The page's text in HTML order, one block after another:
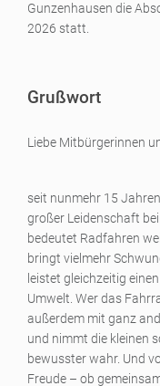
Gunzenhausen die
2026 statt.
Grußwort
Liebe Mitbürgerinnen
seit nunmehr 15
großer Leidenschaft
bedeutet Radfahren
bringt vielmehr
leistet gleichzeitig
Umwelt. Wer das
außerdem mit ganz
und nimmt die kleinen
bewusster wahr. Und
Freude – ob